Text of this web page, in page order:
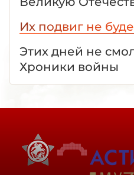
Их подвиг не
Этих дней не
Хроники войны